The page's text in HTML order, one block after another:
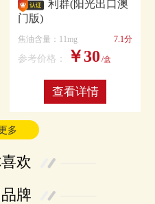
利群(阳光出口澳
门版)
焦油含量：11mg 7.1分
参考价格： ￥30 /盒
查看详情
多
欢
牌